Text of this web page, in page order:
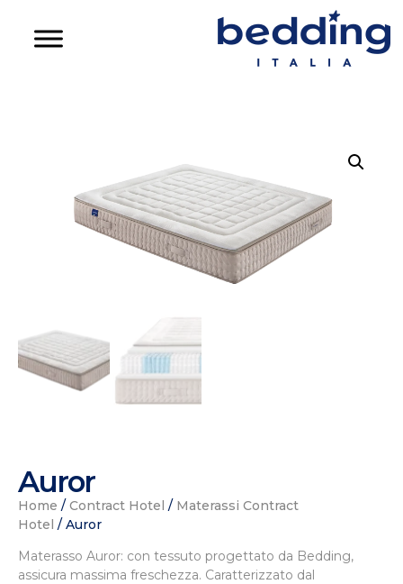
Auror
Home / Contract Hotel / Materassi Contract
Hotel / Auror
Materasso Auror: con tessuto progettato da Bedding,
assicura massima freschezza. Caratterizzato dal